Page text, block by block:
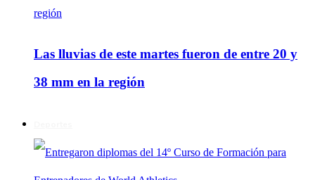
Las lluvias de este martes fueron de entre 20 y
38 mm en la región